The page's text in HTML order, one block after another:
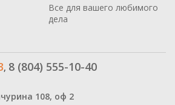
Все для вашего любимого
дела
, 8 (804) 555-10-40
108, оф 2